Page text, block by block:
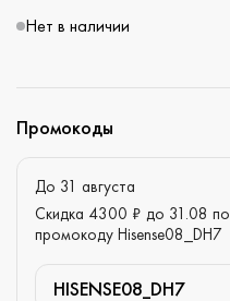
Нет в наличии
Промокоды
До 31 августа
Скидка 4300 ₽ до 31.08 по
промокоду Hisense08_DH7
HISENSE08_DH7